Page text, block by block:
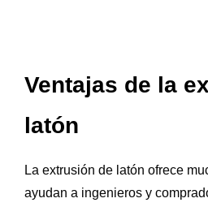
Ventajas de la
latón
La extrusión de latón ofrece
ayudan a ingenieros y